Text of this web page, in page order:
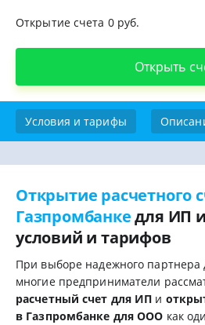
Открытие счета 0 руб.
Открыть
Условия и тарифы
Открытие расчетного
Газпромбанкедля ИП
условий и тарифов
При выборе надежного партнера
многие предприниматели
расчетный счет для ИП и
в Газпромбанке для ООО как